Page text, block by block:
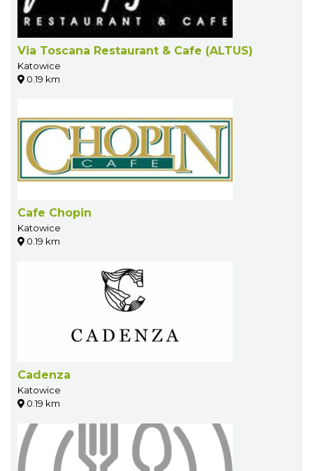
Via Toscana Restaurant & Cafe (ALTUS)
Katowice
0.19 km
Cafe Chopin
Katowice
0.19 km
Cadenza
Katowice
0.19 km